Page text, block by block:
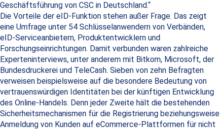
Geschäftsführung von CSC in Deutschland.“
Die Vorteile der eID-Funktion stehen außer Frage. Das zeigt
eine Umfrage unter 54 Schlüsselanwendern von Verbänden,
eID-Serviceanbietern, Produktentwicklern und
Forschungseinrichtungen. Damit verbunden waren zahlreiche
Experteninterviews, unter anderem mit Bitkom, Microsoft, der
Bundesdruckerei und TeleCash. Sieben von zehn Befragten
verweisen beispielsweise auf die besondere Bedeutung von
vertrauenswürdigen Identitäten bei der künftigen Entwicklung
des Online-Handels. Denn jeder Zweite hält die bestehenden
Sicherheitsmechanismen für die Registrierung beziehungsweise
Anmeldung von Kunden auf eCommerce-Plattformen für nicht